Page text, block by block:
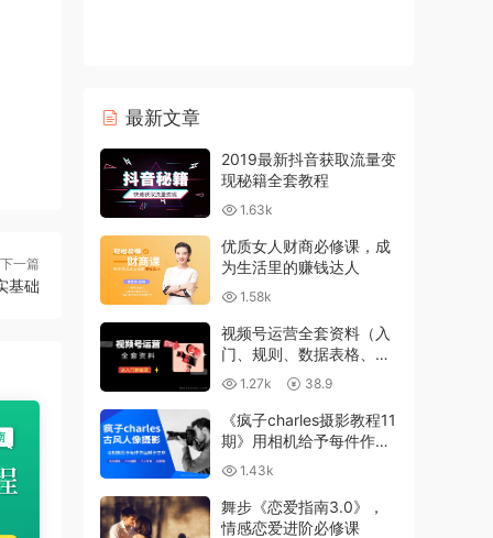
下一篇
基础
最新文章
2019最新抖音获取流量变
现秘籍全套教程
1.63k
优质女人财商必修课，成
为生活里的赚钱达人
1.58k
视频号运营全套资料（入
门、规则、数据表格、运
营技巧、视频变现）
1.27k 38.9
《疯子charles摄影教程11
期》用相机给予每件作品
赋予生命
1.43k
舞步《恋爱指南3.0》，
情感恋爱进阶必修课